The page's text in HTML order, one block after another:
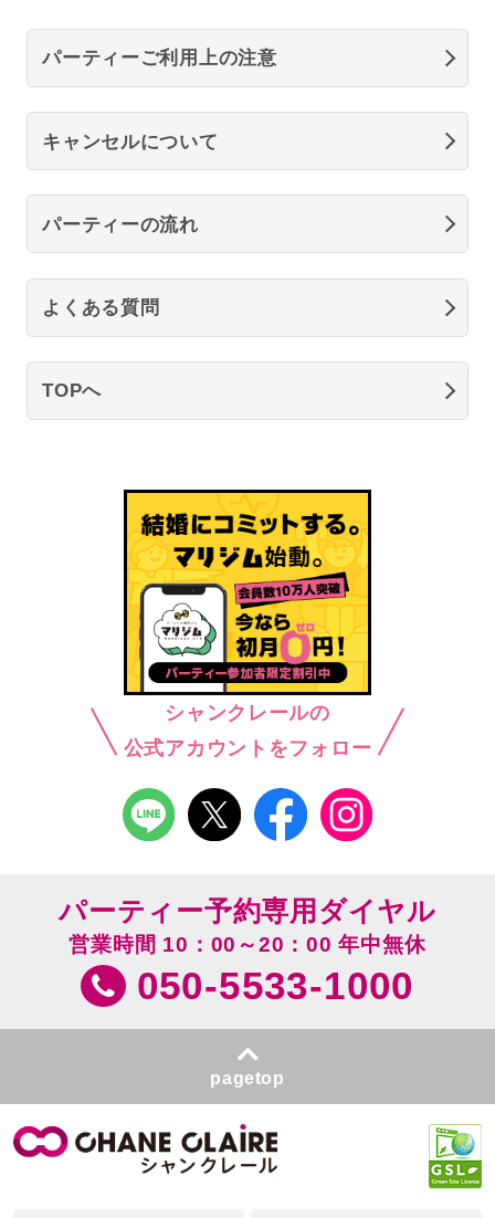
パーティーご利用上の注意
キャンセルについて
パーティーの流れ
よくある質問
TOPへ
シャンクレールの
公式アカウントをフォロー
パーティー予約専用ダイヤル
営業時間 10：00～20：00 年中無休
050-5533-1000
pagetop